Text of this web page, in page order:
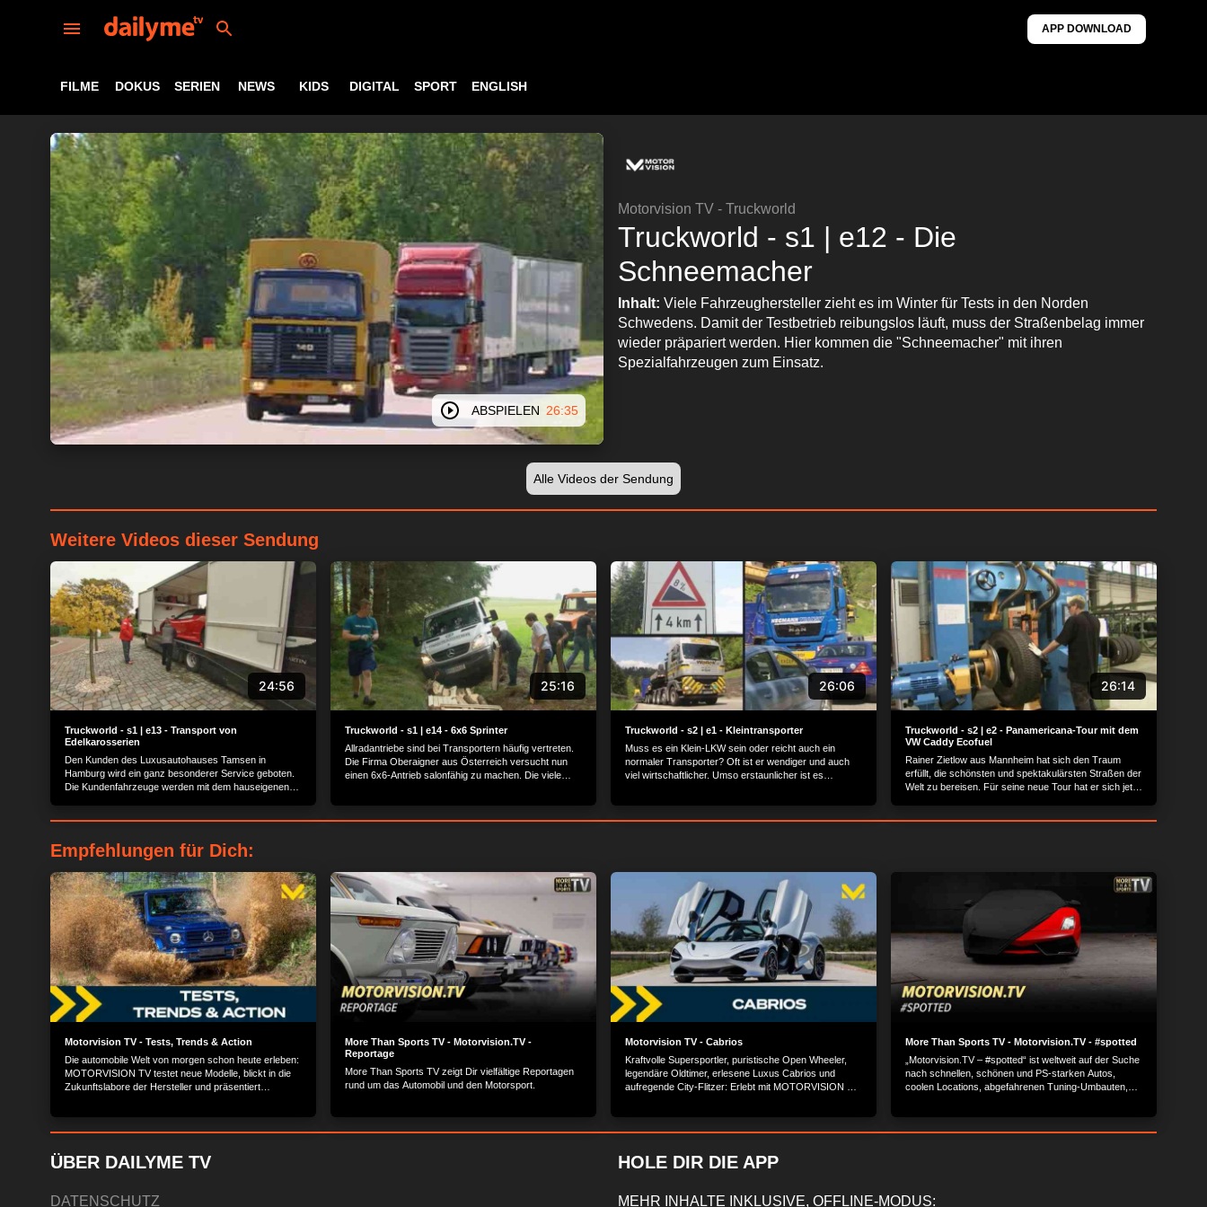
APP DOWNLOAD
FILME DOKUS SERIEN NEWS KIDS DIGITAL SPORT ENGLISH
ABSPIELEN 26:35
Motorvision TV - Truckworld
Truckworld - s1 | e12 - Die
Schneemacher
Inhalt: Viele Fahrzeughersteller zieht es im Winter für Tests in den Norden
Schwedens. Damit der Testbetrieb reibungslos läuft, muss der Straßenbelag immer
wieder präpariert werden. Hier kommen die "Schneemacher" mit ihren
Spezialfahrzeugen zum Einsatz.
Alle Videos der Sendung
Weitere Videos dieser Sendung
24:56
Truckworld - s1 | e13 - Transport von
Edelkarosserien
Den Kunden des Luxusautohauses Tamsen in
Hamburg wird ein ganz besonderer Service geboten.
Die Kundenfahrzeuge werden mit dem hauseigenen
25:16
Truckworld - s1 | e14 - 6x6 Sprinter
Allradantriebe sind bei Transportern häufig vertreten.
Die Firma Oberaigner aus Österreich versucht nun
einen 6x6-Antrieb salonfähig zu machen. Die viele
26:06
Truckworld - s2 | e1 - Kleintransporter
Muss es ein Klein-LKW sein oder reicht auch ein
normaler Transporter? Oft ist er wendiger und auch
viel wirtschaftlicher. Umso erstaunlicher ist es
26:14
Truckworld - s2 | e2 - Panamericana-Tour mit dem
VW Caddy Ecofuel
Rainer Zietlow aus Mannheim hat sich den Traum
erfüllt, die schönsten und spektakulärsten Straßen der
Welt zu bereisen. Für seine neue Tour hat er sich jetzt
Empfehlungen für Dich:
Motorvision TV - Tests, Trends & Action
Die automobile Welt von morgen schon heute erleben:
MOTORVISION TV testet neue Modelle, blickt in die
Zukunftslabore der Hersteller und präsentiert
More Than Sports TV - Motorvision.TV -
Reportage
More Than Sports TV zeigt Dir vielfältige Reportagen
rund um das Automobil und den Motorsport.
Motorvision TV - Cabrios
Kraftvolle Supersportler, puristische Open Wheeler,
legendäre Oldtimer, erlesene Luxus Cabrios und
aufregende City-Flitzer: Erlebt mit MOTORVISION TV
More Than Sports TV - Motorvision.TV - #spotted
„Motorvision.TV – #spotted“ ist weltweit auf der Suche
nach schnellen, schönen und PS-starken Autos,
coolen Locations, abgefahrenen Tuning-Umbauten,
ÜBER DAILYME TV
DATENSCHUTZ
HOLE DIR DIE APP
MEHR INHALTE INKLUSIVE, OFFLINE-MODUS: